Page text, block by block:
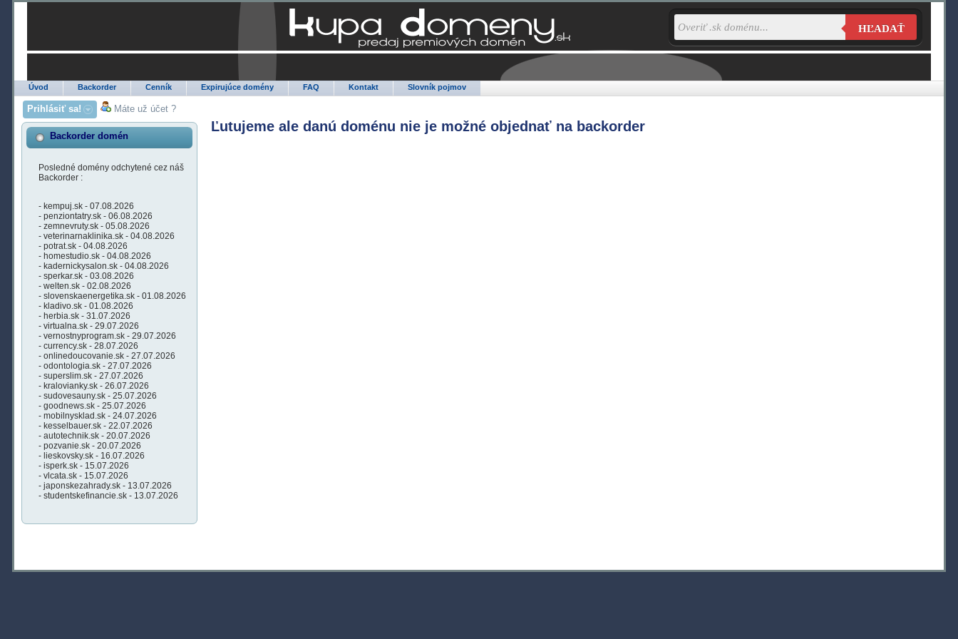
Úvod Backorder Cenník Expirujúce domény FAQ Kontakt Slovník pojmov
HĽADAŤ
Prihlásiť sa! Máte už účet ?
Backorder domén
Posledné domény odchytené cez náš
Backorder :
- kempuj.sk - 07.08.2026
- penziontatry.sk - 06.08.2026
- zemnevruty.sk - 05.08.2026
- veterinarnaklinika.sk - 04.08.2026
- potrat.sk - 04.08.2026
- homestudio.sk - 04.08.2026
- kadernickysalon.sk - 04.08.2026
- sperkar.sk - 03.08.2026
- welten.sk - 02.08.2026
- slovenskaenergetika.sk - 01.08.2026
- kladivo.sk - 01.08.2026
- herbia.sk - 31.07.2026
- virtualna.sk - 29.07.2026
- vernostnyprogram.sk - 29.07.2026
- currency.sk - 28.07.2026
- onlinedoucovanie.sk - 27.07.2026
- odontologia.sk - 27.07.2026
- superslim.sk - 27.07.2026
- kralovianky.sk - 26.07.2026
- sudovesauny.sk - 25.07.2026
- goodnews.sk - 25.07.2026
- mobilnysklad.sk - 24.07.2026
- kesselbauer.sk - 22.07.2026
- autotechnik.sk - 20.07.2026
- pozvanie.sk - 20.07.2026
- lieskovsky.sk - 16.07.2026
- isperk.sk - 15.07.2026
- vlcata.sk - 15.07.2026
- japonskezahrady.sk - 13.07.2026
- studentskefinancie.sk - 13.07.2026
Ľutujeme ale danú doménu nie je možné objednať na backorder